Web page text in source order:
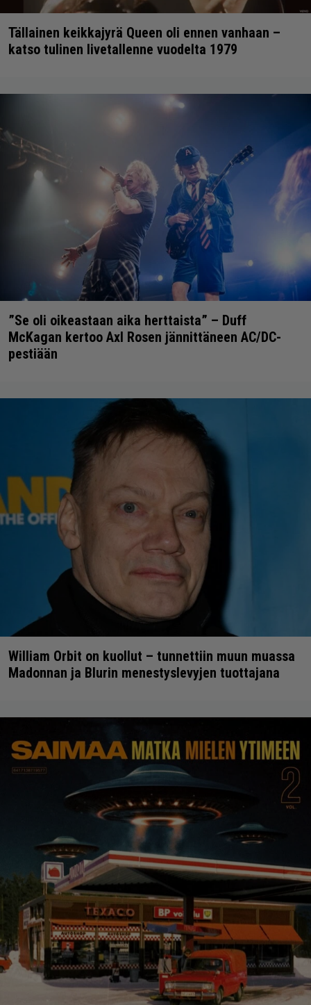
Tällainen keikkajyrä Queen oli ennen vanhaan –
katso tulinen livetallenne vuodelta 1979
”Se oli oikeastaan aika herttaista” – Duff
McKagan kertoo Axl Rosen jännittäneen AC/DC-
pestiään
William Orbit on kuollut – tunnettiin muun muassa
Madonnan ja Blurin menestyslevyjen tuottajana